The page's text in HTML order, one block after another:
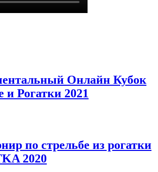
Онлайн Кубок
и Рогатки 2021
по стрельбе из рогатки
2020